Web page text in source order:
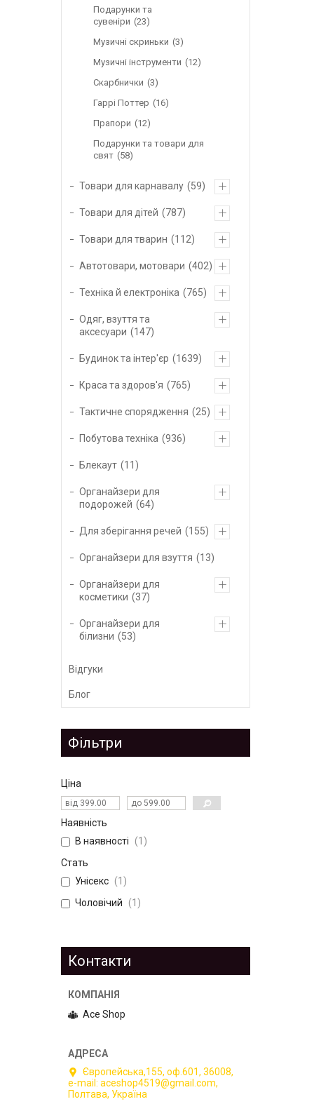
Подарунки та
сувеніри
23
Музичні скриньки
3
Музичні інструменти
12
Скарбнички
3
Гаррі Поттер
16
Прапори
12
Подарунки та товари для
свят
58
Товари для карнавалу 59
Товари для дітей 787
Товари для тварин 112
Автотовари, мотовари 402
Техніка й електроніка 765
Одяг, взуття та
аксесуари
147
Будинок та інтер'єр 1639
Краса та здоров'я 765
Тактичне спорядження 25
Побутова техніка 936
Блекаут 11
Органайзери для
подорожей
64
Для зберігання речей 155
Органайзери для взуття 13
Органайзери для
косметики
37
Органайзери для
білизни
53
Відгуки
Блог
Фільтри
Ціна
Наявність
В наявності
1
Стать
Унісекс
1
Чоловічий
1
Контакти
Ace Shop
Європейська,155, оф.601, 36008,
e-mail: aceshop4519@gmail.com,
Полтава, Україна